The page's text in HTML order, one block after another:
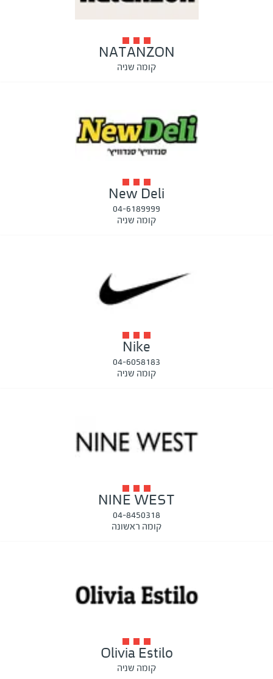
NATANZON
קומה שניה
New Deli
04-6189999
קומה שניה
Nike
04-6058183
קומה שניה
NINE WEST
04-8450318
קומה ראשונה
Olivia Estilo
קומה שניה